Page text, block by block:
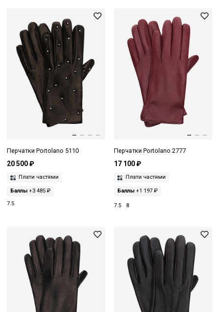
Перчатки Portolano 5110
20 500 ₽
Плати частями
Баллы +3 485 ₽
7.5
Перчатки Portolano 2777
17 100 ₽
Плати частями
Баллы+1 197 ₽
7.5 8